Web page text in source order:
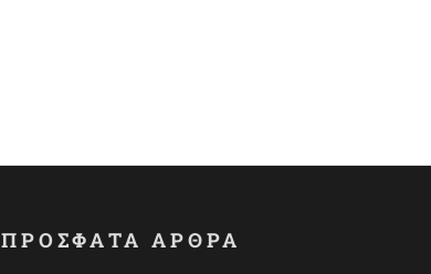
ΠΡΟΣΦΑΤΑ ΑΡΘΡΑ